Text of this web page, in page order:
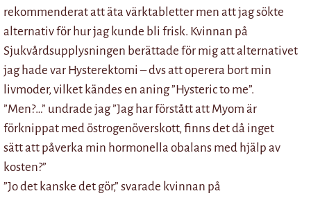
rekommenderat att äta värktabletter men att jag sökte
alternativ för hur jag kunde bli frisk. Kvinnan på
Sjukvårdsupplysningen berättade för mig att alternativet
jag hade var Hysterektomi – dvs att operera bort min
livmoder, vilket kändes en aning ”Hysteric to me”.
”Men?…” undrade jag ”Jag har förstått att Myom är
förknippat med östrogenöverskott, finns det då inget
sätt att påverka min hormonella obalans med hjälp av
kosten?”
”Jo det kanske det gör,” svarade kvinnan på